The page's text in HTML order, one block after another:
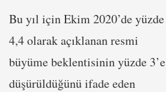
Bu yıl için Ekim 2020’de yüzde
4,4 olarak açıklanan resmi
büyüme beklentisinin yüzde 3’e
düşürüldüğünü ifade eden